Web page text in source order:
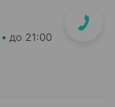
до 21:00